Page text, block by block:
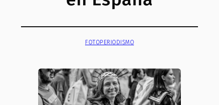
FOTOPERIODISMO